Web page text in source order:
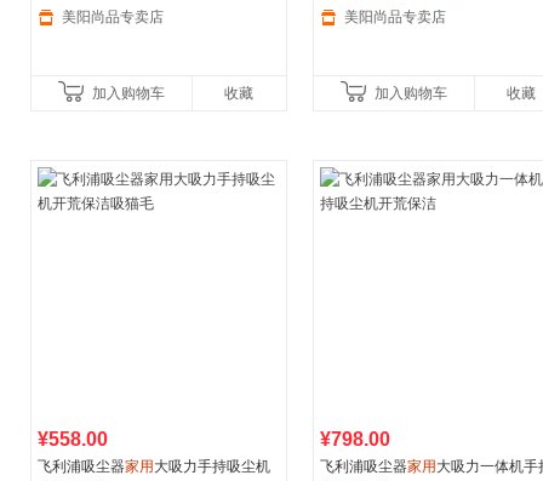
美阳尚品专卖店
加入购物车 收藏
美阳尚品专卖店
加入购物车 收藏
¥558.00
飞利浦吸尘器家用 大吸力手持吸尘机
¥798.00
飞利浦吸尘器家用 大吸力一体机手